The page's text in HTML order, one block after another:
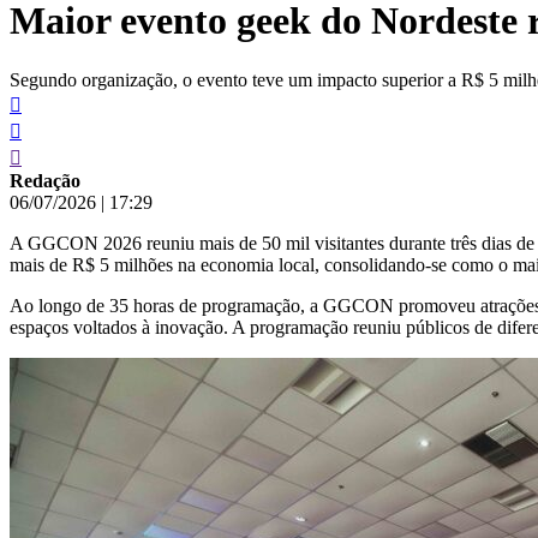
conteúdo
Maior evento geek do
Segundo organização, o evento teve um impacto superior a R$ 5
Redação
06/07/2026 | 17:29
A GGCON 2026 reuniu mais de 50 mil visitantes durante três dias
mais de R$ 5 milhões na economia local, consolidando-se como o
Ao longo de 35 horas de programação, a GGCON promoveu
espaços voltados à inovação. A programação reuniu públicos de